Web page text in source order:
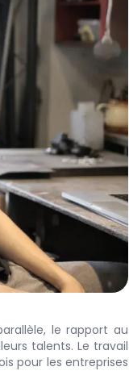
le rapport au
talents. Le travail
pour les entreprises